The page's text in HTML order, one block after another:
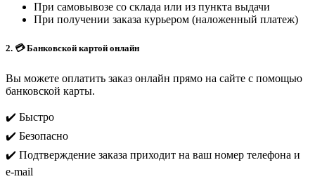
При самовывозе со склада или из пункта выдачи
При получении заказа курьером (наложенный платеж)
2. 💳 Банковской картой онлайн
Вы можете оплатить заказ онлайн прямо на сайте с помощью
банковской карты.
✔️ Быстро
✔️ Безопасно
✔️ Подтверждение заказа приходит на ваш номер телефона и
e-mail